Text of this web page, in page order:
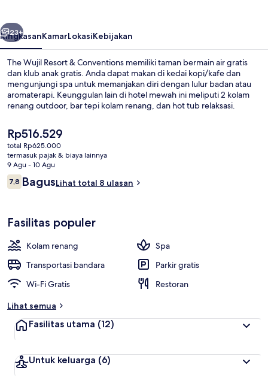
Berikutnya
23+
RingkasanKamarLokasiKebijakan
The Wujil Resort & Conventions memiliki taman bermain air gratis
dan klub anak gratis. Anda dapat makan di kedai kopi/kafe dan
mengunjungi spa untuk memanjakan diri dengan lulur badan atau
aromaterapi. Keunggulan lain di hotel mewah ini meliputi 2 kolam
renang outdoor, bar tepi kolam renang, dan hot tub relaksasi.
Harga
saat
ini
Rp516.529
Rp516.529
total Rp625.000
termasuk pajak & biaya lainnya
9 Agu - 10 Agu
Ulasan
7,87,8 dari 10
BagusLihat total 8 ulasan
Fasilitas populer
Kolam renang
Spa
Transportasi bandara
Parkir gratis
Wi-Fi Gratis
Restoran
Lihat semua
Fasilitas utama (12)
Untuk keluarga (6)